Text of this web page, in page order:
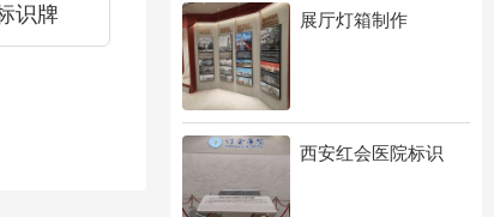
展厅灯箱制作
西安红会医院标识
识牌